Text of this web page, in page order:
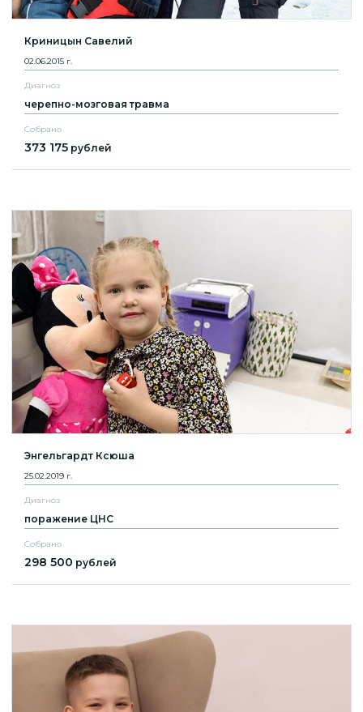
Криницын Савелий
02.06.2015 г.
Диагноз
черепно-мозговая травма
Собрано
373 175 рублей
Энгельгардт Ксюша
25.02.2019 г.
Диагноз
поражение ЦНС
Собрано
298 500 рублей